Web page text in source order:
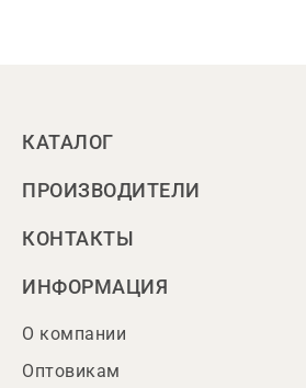
КАТАЛОГ
ПРОИЗВОДИТЕЛИ
КОНТАКТЫ
ИНФОРМАЦИЯ
О компании
Оптовикам